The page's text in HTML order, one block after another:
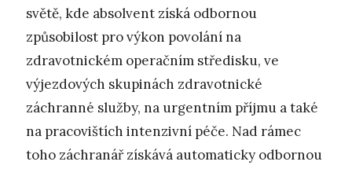
světě, kde absolvent získá odbornou
způsobilost pro výkon povolání na
zdravotnickém operačním středisku, ve
výjezdových skupinách zdravotnické
záchranné služby, na urgentním příjmu a také
na pracovištích intenzivní péče. Nad rámec
toho záchranář získává automaticky odbornou